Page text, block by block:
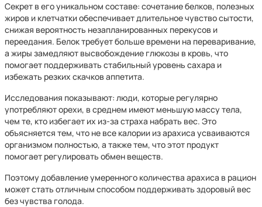
Секрет в его уникальном составе: сочетание белков, полезных
жиров и клетчатки обеспечивает длительное чувство сытости,
снижая вероятность незапланированных перекусов и
переедания. Белок требует больше времени на переваривание,
а жиры замедляют высвобождение глюкозы в кровь, что
помогает поддерживать стабильный уровень сахара и
избежать резких скачков аппетита.
Исследования показывают: люди, которые регулярно
употребляют орехи, в среднем имеют меньшую массу тела,
чем те, кто избегает их из-за страха набрать вес. Это
объясняется тем, что не все калории из арахиса усваиваются
организмом полностью, а также тем, что этот продукт
помогает регулировать обмен веществ.
Поэтому добавление умеренного количества арахиса в рацион
может стать отличным способом поддерживать здоровый вес
без чувства голода.